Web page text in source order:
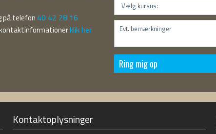
på telefon 40 42 28 16
klik her
Kontaktoplysninger